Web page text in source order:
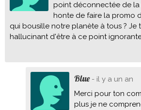
point déconnectée de la
honte de faire la promo
qui bousille notre planète à tous ? Je
hallucinant d'être à ce point
Blue- il y a un an
Merci pour ton
plus je ne